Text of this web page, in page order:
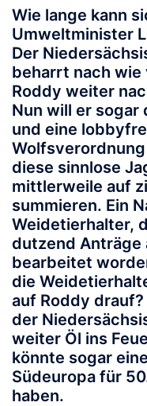
Wie lange kann
Umweltminister
Der
beharrt nach wie
Roddy weiter
Nun will er sogar
und eine
diese sinnlose
mittlerweile auf
summieren. Ein
Weidetierhalter,
dutzend Anträge
bearbeitet
die
auf Roddy
der
weiter Öl ins
könnte sogar
Südeuropa für
haben.